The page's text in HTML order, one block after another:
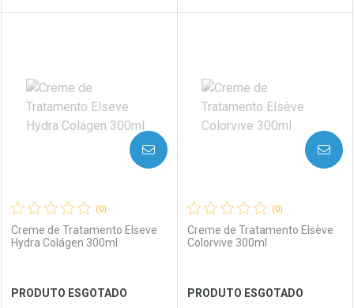
Laboratório
Ver Desconto Convênio
Por Menos Laboratório
Ver Desconto Convênio
Por Menos
(0)
Creme de Tratamento Elseve
Hydra Colágen 300ml
PRODUTO ESGOTADO
AVISE-ME
(0)
Creme de Tratamento Elsève
Colorvive 300ml
PRODUTO ESGOTADO
AVISE-ME